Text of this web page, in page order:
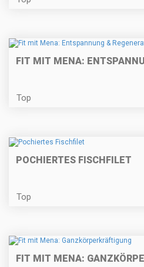
FIT MIT MENA:
Top
POCHIERTES FISCHFILET
Top
FIT MIT MENA: